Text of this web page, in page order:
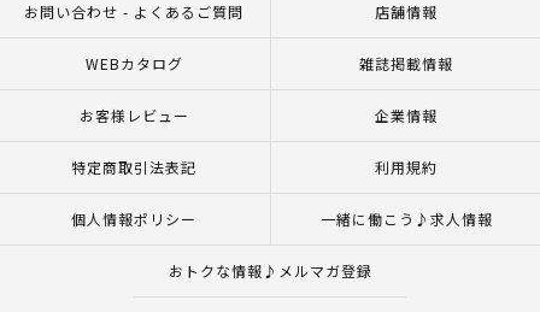
お問い合わせ - よくあるご質問 店舗情報
WEBカタログ 雑誌掲載情報
お客様レビュー 企業情報
特定商取引法表記 利用規約
個人情報ポリシー 一緒に働こう♪求人情報
おトクな情報♪メルマガ登録